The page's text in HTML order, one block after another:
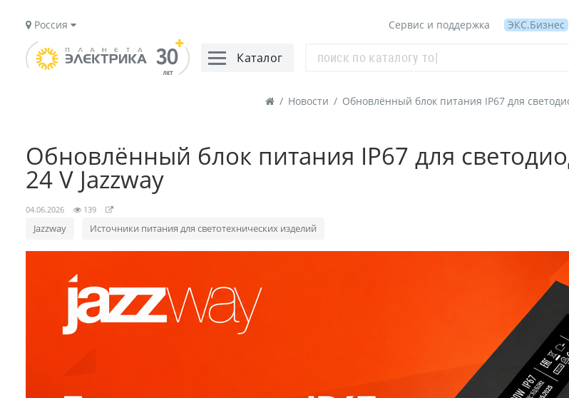
Россия Сервис и поддержка ЭКС.Бизнес
Каталог
/ Новости / Обновлённый блок питания IP67 для
Обновлённый блок питания IP67 для
24 V Jazzway
04.06.2026 139
Jazzway
Источники питания для светотехнических изделий